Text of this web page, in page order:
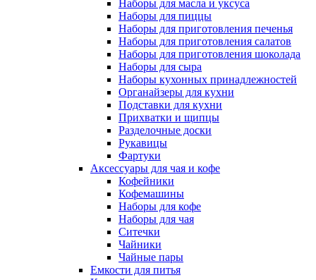
Наборы для масла и уксуса
Наборы для пиццы
Наборы для приготовления печенья
Наборы для приготовления салатов
Наборы для приготовления шоколада
Наборы для сыра
Наборы кухонных принадлежностей
Органайзеры для кухни
Подставки для кухни
Прихватки и щипцы
Разделочные доски
Рукавицы
Фартуки
Аксессуары для чая и кофе
Кофейники
Кофемашины
Наборы для кофе
Наборы для чая
Ситечки
Чайники
Чайные пары
Емкости для питья